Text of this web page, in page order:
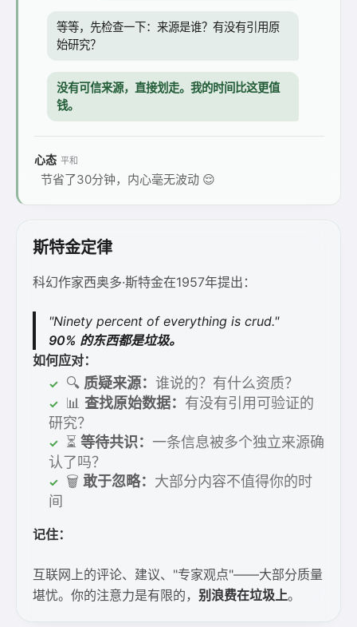
等等，先检查一下：来源是谁？有没有引用原
始研究？
没有可信来源，直接划走。我的时间比这更值
钱。
心态 平和
节省了30分钟，内心毫无波动 😌
斯特金定律
科幻作家西奥多·斯特金在1957年提出：
"Ninety percent of everything is crud."
90% 的东西都是垃圾。
如何应对：
🔍 质疑来源： 谁说的？有什么资质？
📊 查找原始数据： 有没有引用可验证的
研究？
⏳ 等待共识： 一条信息被多个独立来源确
认了吗？
🗑️ 敢于忽略： 大部分内容不值得你的时
间
记住：
互联网上的评论、建议、"专家观点"——大部分质量
堪忧。你的注意力是有限的， 别浪费在垃圾上。